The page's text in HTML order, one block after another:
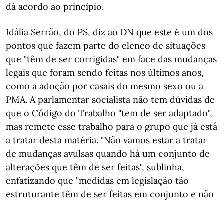
dá acordo ao princípio.
Idália Serrão, do PS, diz ao DN que este é um dos
pontos que fazem parte do elenco de situações
que "têm de ser corrigidas" em face das mudanças
legais que foram sendo feitas nos últimos anos,
como a adoção por casais do mesmo sexo ou a
PMA. A parlamentar socialista não tem dúvidas de
que o Código do Trabalho "tem de ser adaptado",
mas remete esse trabalho para o grupo que já está
a tratar desta matéria. "Não vamos estar a tratar
de mudanças avulsas quando há um conjunto de
alterações que têm de ser feitas", sublinha,
enfatizando que "medidas em legislação tão
estruturante têm de ser feitas em conjunto e não